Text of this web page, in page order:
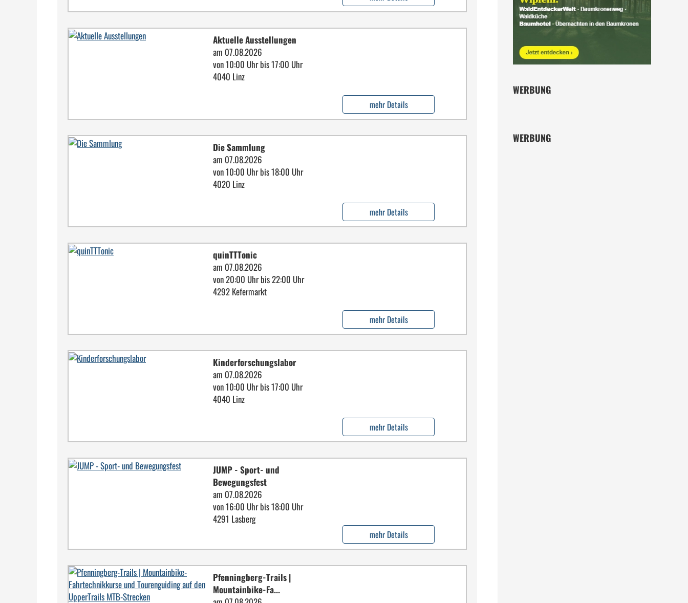
Aktuelle Ausstellungen
am 07.08.2026
von 10:00 Uhr bis 17:00 Uhr
4040 Linz
mehr Details
Die Sammlung
am 07.08.2026
von 10:00 Uhr bis 18:00 Uhr
4020 Linz
mehr Details
quinTTTonic
am 07.08.2026
von 20:00 Uhr bis 22:00 Uhr
4292 Kefermarkt
mehr Details
Kinderforschungslabor
am 07.08.2026
von 10:00 Uhr bis 17:00 Uhr
4040 Linz
mehr Details
JUMP - Sport- und
Bewegungsfest
am 07.08.2026
von 16:00 Uhr bis 18:00 Uhr
4291 Lasberg
mehr Details
Pfenningberg-Trails |
Mountainbike-Fa...
WERBUNG
WERBUNG